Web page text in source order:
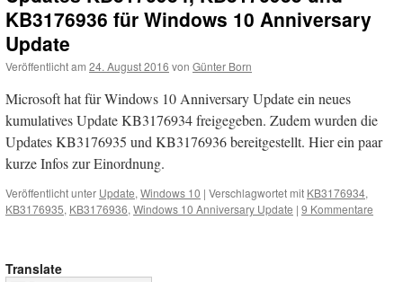
KB3176936 für Windows 10 Anniversary
Update
Veröffentlicht am 24. August 2016 von Günter Born
Microsoft hat für Windows 10 Anniversary Update ein neues
kumulatives Update KB3176934 freigegeben. Zudem wurden die
Updates KB3176935 und KB3176936 bereitgestellt. Hier ein paar
kurze Infos zur Einordnung.
Veröffentlicht unter Update, Windows 10 | Verschlagwortet mit KB3176934,
KB3176935, KB3176936, Windows 10 Anniversary Update | 9 Kommentare
Translate